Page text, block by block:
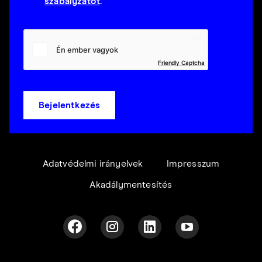
Friendly Captcha
Bejelentkezés
Adatvédelmi irányelvek Impresszum
Akadálymentesítés